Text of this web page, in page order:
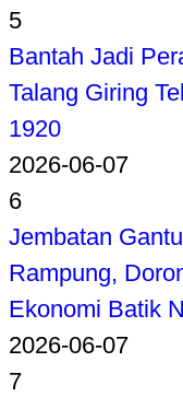
5
Bantah Jadi
Talang Giring
1920
2026-06-07
6
Jembatan
Rampung,
Ekonomi Batik
2026-06-07
7